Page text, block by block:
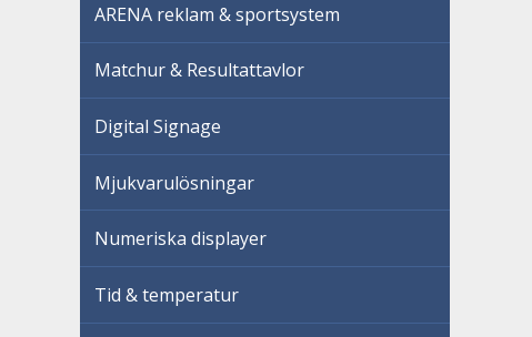
ARENA reklam & sportsystem
Matchur & Resultattavlor
Digital Signage
Mjukvarulösningar
Numeriska displayer
Tid & temperatur